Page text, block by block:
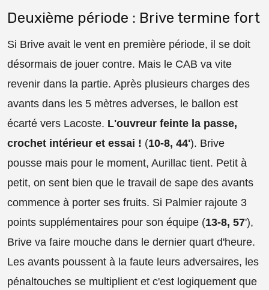
Deuxième période : Brive termine fort
Si Brive avait le vent en première période, il se doit
désormais de jouer contre. Mais le CAB va vite
revenir dans la partie. Après plusieurs charges des
avants dans les 5 mètres adverses, le ballon est
écarté vers Lacoste. L'ouvreur feinte la passe,
crochet intérieur et essai ! (10-8, 44'). Brive
pousse mais pour le moment, Aurillac tient. Petit à
petit, on sent bien que le travail de sape des avants
commence à porter ses fruits. Si Palmier rajoute 3
points supplémentaires pour son équipe (13-8, 57'),
Brive va faire mouche dans le dernier quart d'heure.
Les avants poussent à la faute leurs adversaires, les
pénaltouches se multiplient et c'est logiquement que